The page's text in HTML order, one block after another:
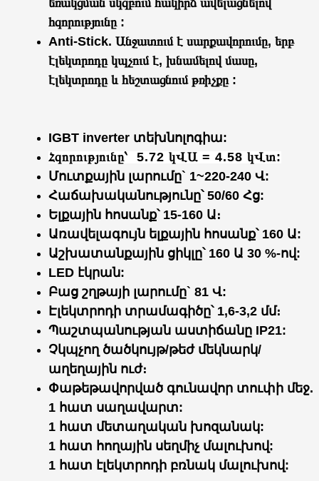
եռակցման սկզբում հակիրճ ավելացնելով
հզորությունը :
Anti-Stick. Անջատում է սարքավորումը, երբ
էլեկտրոդը կպչում է, խնամելով մասը,
էլեկտրոդըև հեշտացնում թռիչքը :
IGBT inverter տեխնոլոգիա:
Հզորությունը՝ 5.72 կՎԱ = 4.58 կՎտ:
Մուտքային լարումը` 1~220-240 Վ:
Հաճախականությունը՝ 50/60 Հց:
Ելքային հոսանք՝ 15-160 Ա։
Առավելագույն ելքային հոսանք՝ 160 Ա:
Աշխատանքային ​​ցիկլը՝ 160 Ա 30 %-ով:
LED էկրան:
Բաց շղթայի լարումը` 81 Վ:
Էլեկտրոդի տրամագիծը՝ 1,6-3,2 մմ։
Պաշտպանության աստիճանը IP21:
Չկպչող ծածկույթ/թեժ մեկնարկ/
աղեղային ուժ։
Փաթեթավորված գունավոր տուփի մեջ.
1 հատ սաղավարտ:
1 հատ մետաղական խոզանակ:
1 հատ հողային սեղմիչ մալուխով:
1 հատ էլեկտրոդի բռնակ մալուխով: